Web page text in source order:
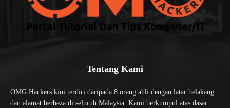
Tentang Kami
OMG Hackers kini terdiri daripada 8 orang ahli dengan latar belakang
dan alamat berbeza di seluruh Malaysia. Kami berkumpul atas dasar